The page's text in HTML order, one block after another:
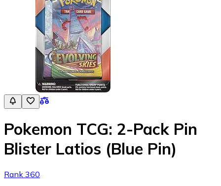
Pokemon TCG: 2-Pack Pin
Blister Latios (Blue Pin)
Rank 360